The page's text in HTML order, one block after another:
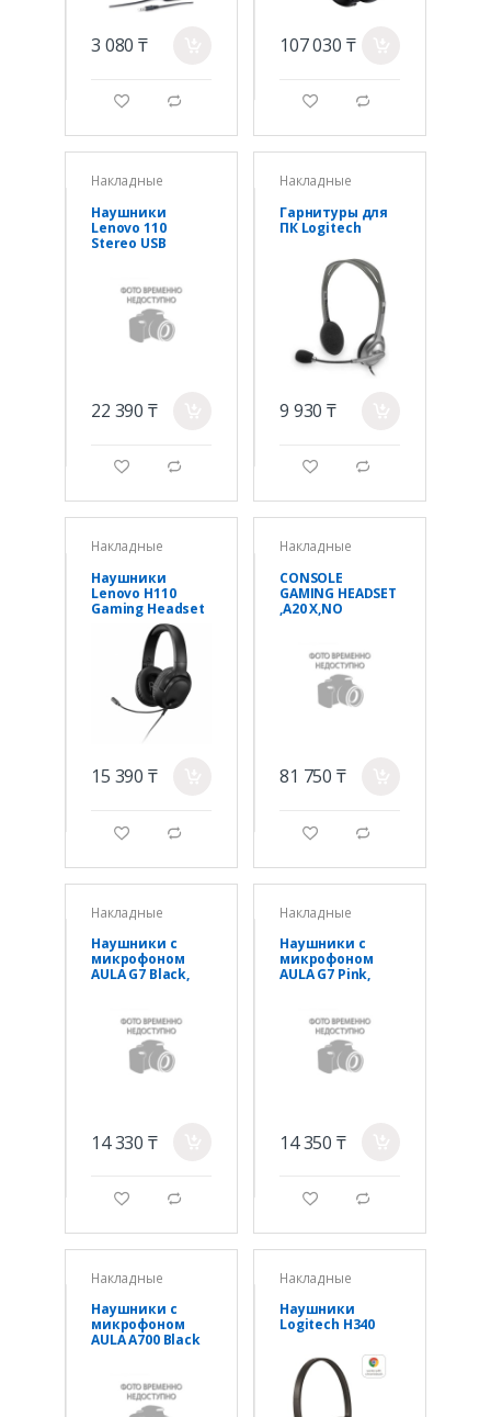
3 080 ₸
g d
107 030 ₸
g d
Накладные
Наушники
Lenovo 110
Stereo USB
22 390 ₸
g d
Накладные
Гарнитуры для
ПК Logitech
9 930 ₸
g d
Накладные
Наушники
Lenovo H110
Gaming Headset
15 390 ₸
g d
Накладные
CONSOLE
GAMING HEADSET
,A20 X,NO
939002253
81 750 ₸
g d
Накладные
Наушники с
микрофоном
AULA G7 Black,
14 330 ₸
g d
Накладные
Наушники с
микрофоном
AULA G7 Pink,
14 350 ₸
g d
Накладные
Наушники с
микрофоном
AULA A700 Black
BT/2.4/Type-C
Накладные
Наушники
Logitech H340